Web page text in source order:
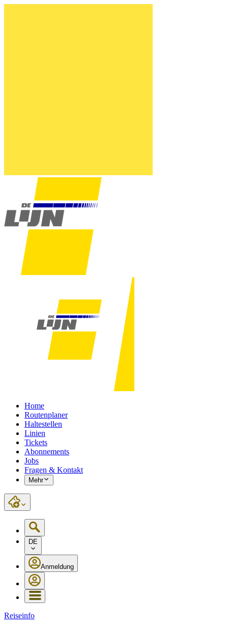
Home
Routenplaner
Haltestellen
Linien
Tickets
Abonnements
Jobs
Fragen & Kontakt
Mehr
DE
Anmeldung
Reiseinfo